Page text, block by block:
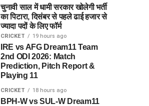
चुनावी साल में धामी सरकार खोलेगी भर्ती
का पिटारा, दिसंबर से पहले ढाई हजार से
ज्यादा पदों के लिए फॉर्म
CRICKET 19 hours ago
IRE vs AFG Dream11 Team
2nd ODI 2026: Match
Prediction, Pitch Report &
Playing 11
CRICKET 18 hours ago
BPH-W vs SUL-W Dream11